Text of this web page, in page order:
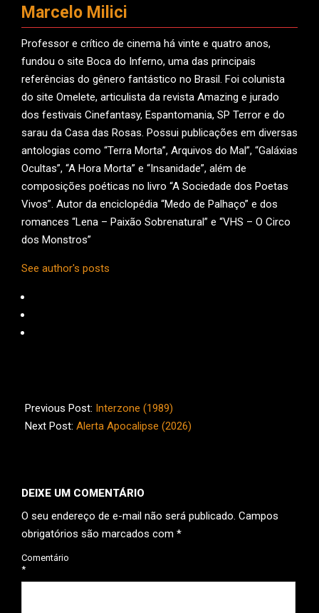
Marcelo Milici
Professor e crítico de cinema há vinte e quatro anos,
fundou o site Boca do Inferno, uma das principais
referências do gênero fantástico no Brasil. Foi colunista
do site Omelete, articulista da revista Amazing e jurado
dos festivais Cinefantasy, Espantomania, SP Terror e do
sarau da Casa das Rosas. Possui publicações em diversas
antologias como “Terra Morta”, Arquivos do Mal”, “Galáxias
Ocultas”, “A Hora Morta” e “Insanidade”, além de
composições poéticas no livro “A Sociedade dos Poetas
Vivos”. Autor da enciclopédia “Medo de Palhaço” e dos
romances “Lena – Paixão Sobrenatural” e “VHS – O Circo
dos Monstros”
See author's posts
02-
04
Previous Post: Interzone (1989)
Next Post: Alerta Apocalipse (2026)
DEIXE UM COMENTÁRIO
O seu endereço de e-mail não será publicado. Campos
obrigatórios são marcados com *
Comentário
*